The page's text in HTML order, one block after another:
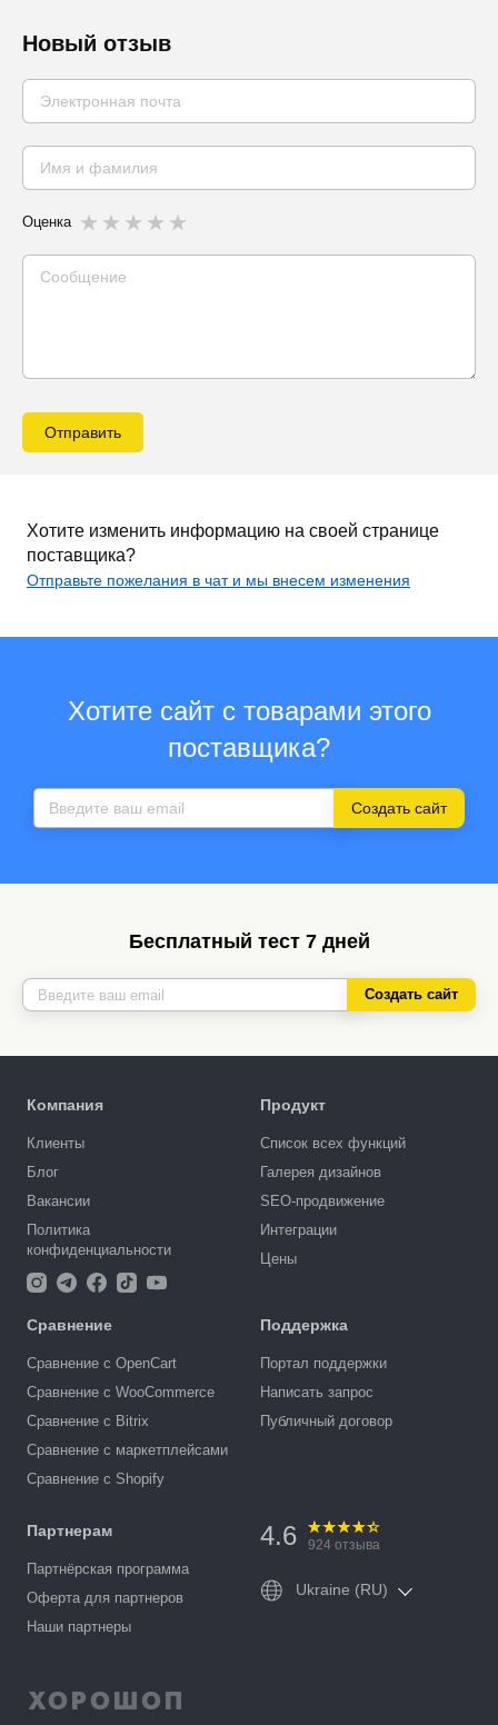
Новый отзыв
Оценка
Отправить
Хотите изменить информацию на своей странице
поставщика?
Отправьте пожелания в чат и мы внесем изменения
Хотите сайт с товарами этого
поставщика?
Создать сайт
Бесплатный тест 7 дней
Создать сайт
Компания
Клиенты
Блог
Вакансии
Политика
конфиденциальности
Продукт
Список всех функций
Галерея дизайнов
SEO-продвижение
Интеграции
Цены
Сравнение
Сравнение с OpenCart
Сравнение с WooCommerce
Сравнение с Bitrix
Сравнение с маркетплейсами
Сравнение с Shopify
Поддержка
Портал поддержки
Написать запрос
Публичный договор
Партнерам
Партнёрская программа
Оферта для партнеров
Наши партнеры
4.6 924 отзыва
Ukraine (RU)